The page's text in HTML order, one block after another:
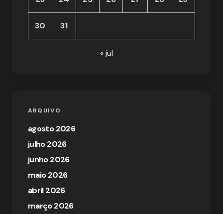
30 31
« jul
ARQUIVO
agosto 2026
julho 2026
junho 2026
maio 2026
abril 2026
março 2026